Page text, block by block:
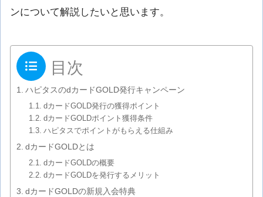
ンについて解説したいと思います。
目次
ハピタスのdカードGOLD発行キャンペーン
dカードGOLD発行の獲得ポイント
dカードGOLDポイント獲得条件
ハピタスでポイントがもらえる仕組み
dカードGOLDとは
dカードGOLDの概要
dカードGOLDを発行するメリット
dカードGOLDの新規入会特典